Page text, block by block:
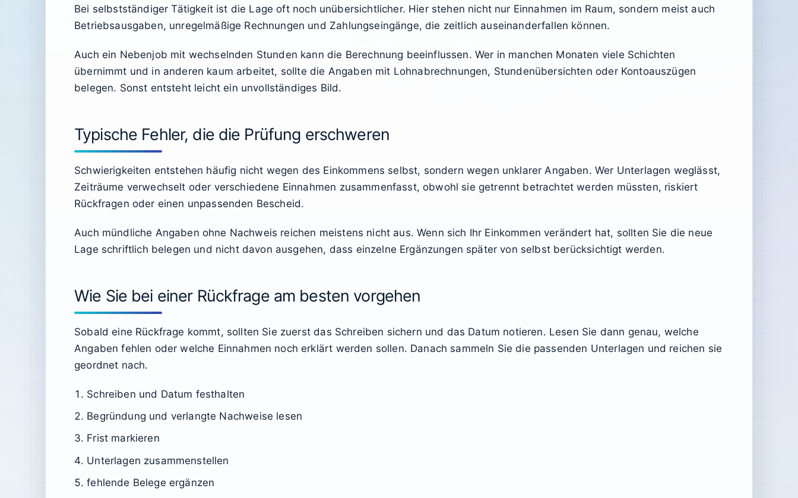
Bei selbstständiger Tätigkeit ist die Lage oft noch unübersichtlicher. Hier stehen nicht nur Einnahmen im Raum, sondern meist auch
Betriebsausgaben, unregelmäßige Rechnungen und Zahlungseingänge, die zeitlich auseinanderfallen können.
Auch ein Nebenjob mit wechselnden Stunden kann die Berechnung beeinflussen. Wer in manchen Monaten viele Schichten
übernimmt und in anderen kaum arbeitet, sollte die Angaben mit Lohnabrechnungen, Stundenübersichten oder Kontoauszügen
belegen. Sonst entsteht leicht ein unvollständiges Bild.
Typische Fehler, die die Prüfung erschweren
Schwierigkeiten entstehen häufig nicht wegen des Einkommens selbst, sondern wegen unklarer Angaben. Wer Unterlagen weglässt,
Zeiträume verwechselt oder verschiedene Einnahmen zusammenfasst, obwohl sie getrennt betrachtet werden müssten, riskiert
Rückfragen oder einen unpassenden Bescheid.
Auch mündliche Angaben ohne Nachweis reichen meistens nicht aus. Wenn sich Ihr Einkommen verändert hat, sollten Sie die neue
Lage schriftlich belegen und nicht davon ausgehen, dass einzelne Ergänzungen später von selbst berücksichtigt werden.
Wie Sie bei einer Rückfrage am besten vorgehen
Sobald eine Rückfrage kommt, sollten Sie zuerst das Schreiben sichern und das Datum notieren. Lesen Sie dann genau, welche
Angaben fehlen oder welche Einnahmen noch erklärt werden sollen. Danach sammeln Sie die passenden Unterlagen und reichen sie
geordnet nach.
Schreiben und Datum festhalten
Begründung und verlangte Nachweise lesen
Frist markieren
Unterlagen zusammenstellen
fehlende Belege ergänzen